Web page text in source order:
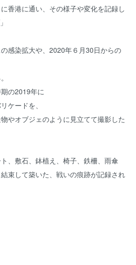
香港に通い、その様子や変化を記録し
感染拡大や、2020年６月30日からの
の2019年に
ケードを、
やオブジェのように見立てて撮影した
、敷石、鉢植え、椅子、鉄柵、雨傘
束して築いた、戦いの痕跡が記録され